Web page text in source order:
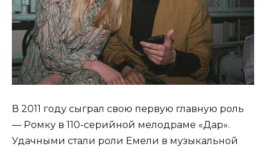
В 2011 году сыграл свою первую главную роль
— Ромку в 110-серийной мелодраме «Дар».
Удачными стали роли Емели в музыкальной